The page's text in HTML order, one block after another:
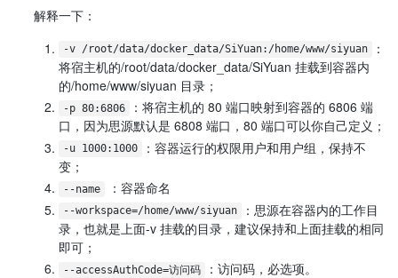
解释一下：
-v /root/data/docker_data/SiYuan:/home/www/siyuan
​：
将宿主机的/root/data/docker_data/SiYuan 挂载到容器内
的/home/www/siyuan 目录；
-p 80:6806
​：将宿主机的 80 端口映射到容器的 6806 端
口，因为思源默认是 6808 端口，80 端口可以你自己定义；
-u 1000:1000
​：容器运行的权限用户和用户组，保持不
变；
--name ​ ：容器命名
--workspace=/home/www/siyuan
​：思源在容器内的工作目
录，也就是上面-v 挂载的目录，建议保持和上面挂载的相同
即可；
--accessAuthCode=访问码
​：访问码，必选项。